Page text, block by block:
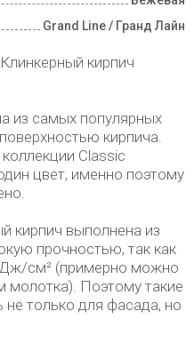
Grand Line / Гранд Лайн
кирпич
из самых популярных
кирпича.
Classic
цвет, именно поэтому
кирпич выполнена из
прочностью, так как
Дж/см² (примерно можно
молотка). Поэтому такие
только для фасада, но